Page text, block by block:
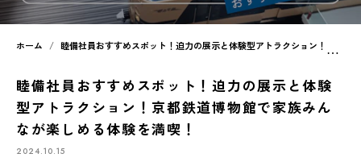
ホーム 睦備社員おすすめスポット！迫力の展示と体験型アトラクション！京都鉄道博物館で家族みんなが楽しめる体験を満喫！
睦備社員おすすめスポット！迫力の展示と体験
型アトラクション！京都鉄道博物館で家族みん
なが楽しめる体験を満喫！
2024.10.15